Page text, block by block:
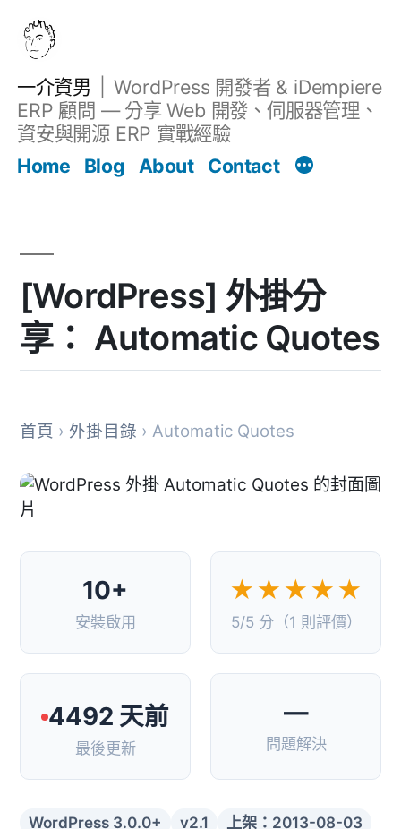
一介資男
WordPress 開發者 & iDempiere
ERP 顧問 — 分享 Web 開發、伺服器管理、
資安與開源 ERP 實戰經驗
Home
Blog About Contact
[WordPress] 外掛分
享： Automatic Quotes
首頁 › 外掛目錄 › Automatic Quotes
10+
安裝啟用
★★★★★
5/5 分（1 則評價）
4492 天前
最後更新
—
問題解決
WordPress 3.0.0+ v2.1 上架：2013-08-03
文章 Filter